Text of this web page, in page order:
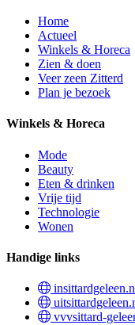
Home
Actueel
Winkels & Horeca
Zien & doen
Veer zeen Zitterd
Plan je bezoek
Winkels & Horeca
Mode
Beauty
Eten & drinken
Vrije tijd
Technologie
Wonen
Handige links
vvvsittard-